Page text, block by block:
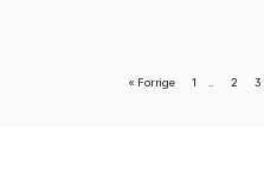
« Forrige 1 2 3